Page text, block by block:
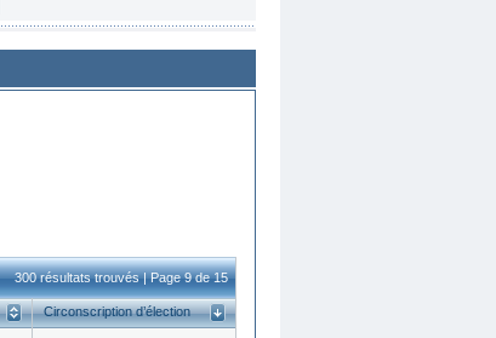
300 résultats trouvés | Page 9 de 15
Circonscription d’élection